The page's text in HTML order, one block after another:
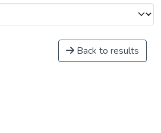
Back to results